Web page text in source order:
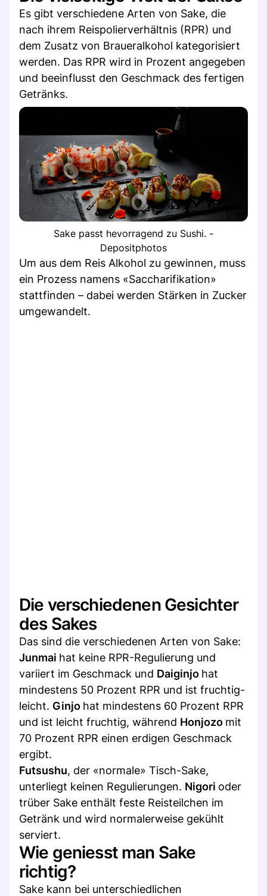
Es gibt verschiedene Arten von Sake, die
nach ihrem Reispolierverhältnis (RPR) und
dem Zusatz von Braueralkohol kategorisiert
werden. Das RPR wird in Prozent angegeben
und beeinflusst den Geschmack des fertigen
Getränks.
Sake passt hevorragend zu Sushi. -
Depositphotos
Um aus dem Reis Alkohol zu gewinnen, muss
ein Prozess namens «Saccharifikation»
stattfinden – dabei werden Stärken in Zucker
umgewandelt.
Die verschiedenen Gesichter
des Sakes
Das sind die verschiedenen Arten von Sake:
Junmai hat keine RPR-Regulierung und
variiert im Geschmack und Daiginjo hat
mindestens 50 Prozent RPR und ist fruchtig-
leicht. Ginjo hat mindestens 60 Prozent RPR
und ist leicht fruchtig, während Honjozo mit
70 Prozent RPR einen erdigen Geschmack
ergibt.
Futsushu, der «normale» Tisch-Sake,
unterliegt keinen Regulierungen. Nigori oder
trüber Sake enthält feste Reisteilchen im
Getränk und wird normalerweise gekühlt
serviert.
Wie geniesst man Sake
richtig?
Sake kann bei unterschiedlichen